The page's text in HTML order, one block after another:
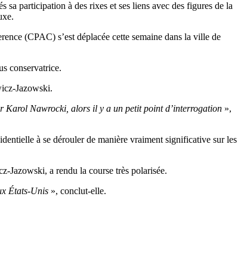
sa participation à des rixes et ses liens avec des figures de la
(CPAC) s’est déplacée cette semaine dans la ville de
conservatrice.
Jazowski.
Karol Nawrocki, alors il y a un petit point d’interrogation »,
à se dérouler de manière vraiment significative sur les
Jazowski, a rendu la course très polarisée.
États-Unis », conclut-elle.